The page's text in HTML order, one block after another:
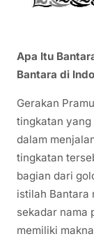
Apa Itu
Bantara di
Gerakan
tingkatan yang
dalam
tingkatan
bagian dari
istilah Bantara
sekadar nama
memiliki